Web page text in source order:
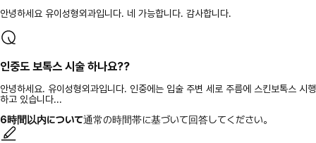
안녕하세요 유이성형외과입니다. 네 가능합니다. 감사합니다.
인중도 보톡스 시술 하나요??
안녕하세요. 유이성형외과입니다. 인중에는 입술 주변 세로 주름에 스킨보톡스 시행
하고 있습니다...
6時間以内について通常の時間帯に基づいて回答してください。